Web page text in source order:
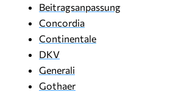
Beitragsanpassung
Concordia
Continentale
DKV
Generali
Gothaer